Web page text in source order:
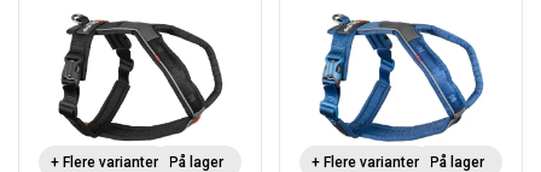
På lager
+ Flere varianter På lager
+ Flere varianter